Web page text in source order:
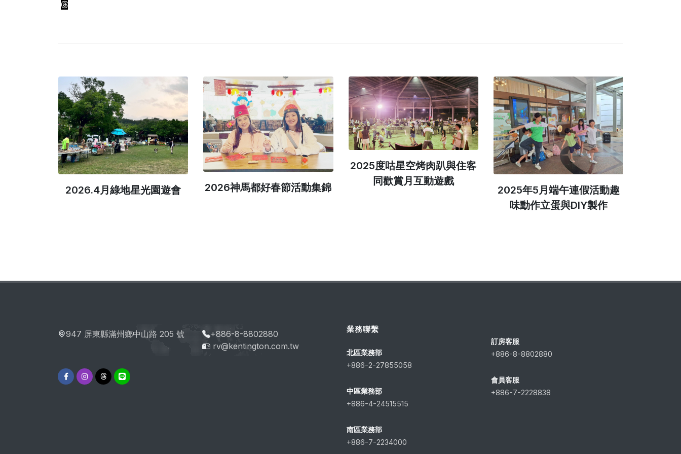
2026.4月綠地星光園遊會 2026神馬都好春節活動集錦
2025度咕星空烤肉趴與住客
同歡賞月互動遊戲
2025年5月端午連假活動趣
味動作立蛋與DIY製作
947 屏東縣滿州鄉中山路 205 號
+886-8-8802880
rv@kentington.com.tw
業務聯繫
北區業務部
+886-2-27855058
中區業務部
+886-4-24515515
南區業務部
+886-7-2234000
訂房客服
+886-8-8802880
會員客服
+886-7-2228838